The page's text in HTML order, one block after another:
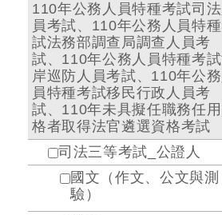
110年公務人員特種考試司法
員考試、110年公務人員特
試法務部調查局調查人員考
試、110年公務人員特種考
岸巡防人員考試、110年公務
員特種考試移民行政人員考
試、110年未具擬任職務任
格者取得法官遴選資格考試
司法三等考試_公證人
國文（作文、公文與測
驗）